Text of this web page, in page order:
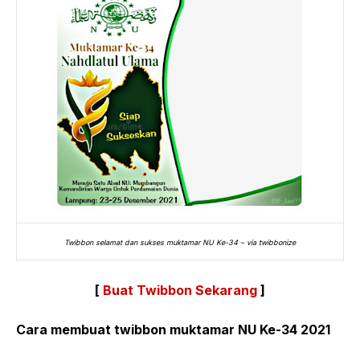
Twibbon selamat dan sukses muktamar NU Ke-34 – via twibbonize
[ Buat Twibbon Sekarang ]
Cara membuat twibbon muktamar NU Ke-34 2021